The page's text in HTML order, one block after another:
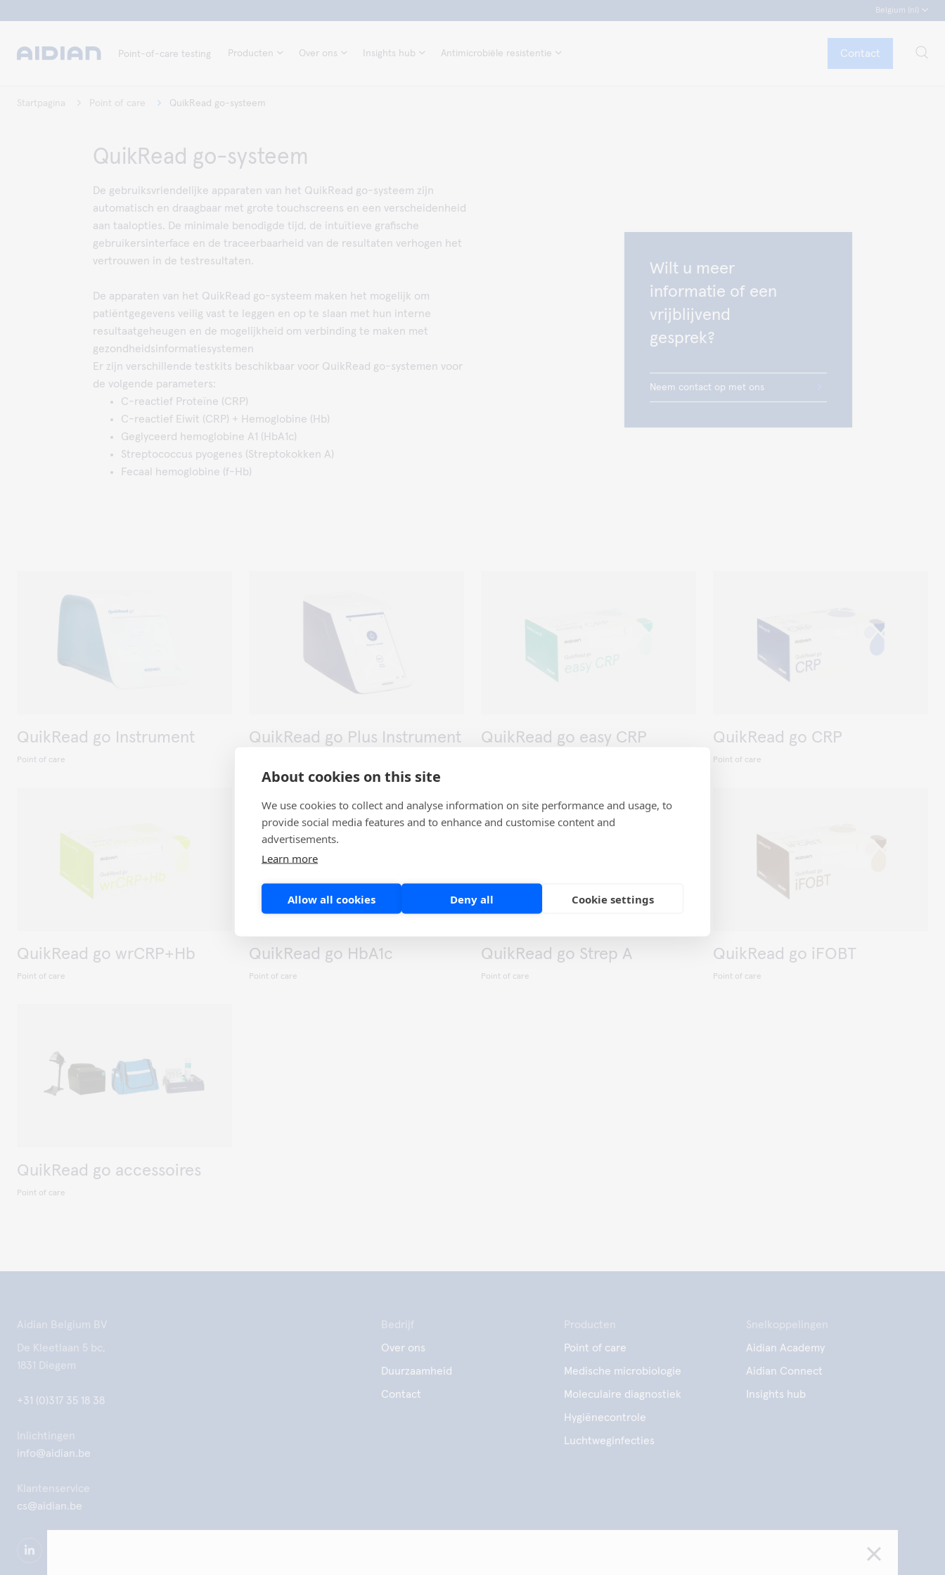
About cookies on this site
We use cookies to collect and analyse information on site performance and usage, to
provide social media features and to enhance and customise content and
advertisements.
Learn more
Allow all cookies Deny all Cookie settings
Belgium (nl)
Point-of-care testing Producten Over ons Insights hub Antimicrobiële resistentie Contact
Startpagina Point of care QuikRead go-systeem
QuikRead go-systeem
De gebruiksvriendelijke apparaten van het QuikRead go-systeem zijn
automatisch en draagbaar met grote touchscreens en een verscheidenheid
aan taalopties. De minimale benodigde tijd, de intuïtieve grafische
gebruikersinterface en de traceerbaarheid van de resultaten verhogen het
vertrouwen in de testresultaten.
De apparaten van het QuikRead go-systeem maken het mogelijk om
patiëntgegevens veilig vast te leggen en op te slaan met hun interne
resultaatgeheugen en de mogelijkheid om verbinding te maken met
gezondheidsinformatiesystemen
Er zijn verschillende testkits beschikbaar voor QuikRead go-systemen voor
de volgende parameters:
C-reactief Proteïne (CRP)
C-reactief Eiwit (CRP) + Hemoglobine (Hb)
Geglyceerd hemoglobine A1 (HbA1c)
Streptococcus pyogenes (Streptokokken A)
Fecaal hemoglobine (f-Hb)
Wilt u meer
informatie of een
vrijblijvend
gesprek?
Neem contact op met ons
QuikRead go Instrument
Point of care
QuikRead go Plus Instrument QuikRead go easy CRP QuikRead go CRP
Point of care
QuikRead go wrCRP+Hb
Point of care
QuikRead go HbA1c
Point of care
QuikRead go Strep A
Point of care
QuikRead go iFOBT
Point of care
QuikRead go accessoires
Point of care
Aidian Belgium BV
De Kleetlaan 5 bc,
1831 Diegem
+31 (0)317 35 18 38
Inlichtingen
info@aidian.be
Klantenservice
cs@aidian.be
Bedrijf
Over ons
Duurzaamheid
Contact
Producten
Point of care
Medische microbiologie
Moleculaire diagnostiek
Hygiënecontrole
Luchtweginfecties
Snelkoppelingen
Aidian Academy
Aidian Connect
Insights hub